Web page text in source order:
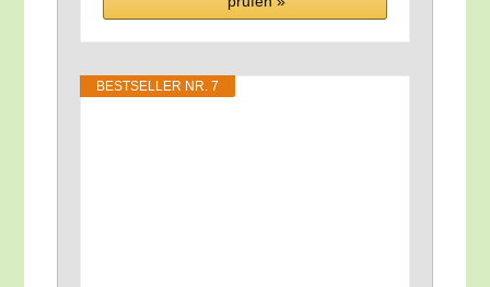
BEST­SEL­LER NR. 7